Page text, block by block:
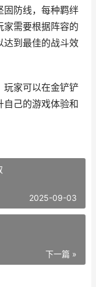
固防线，每种羁绊
家需要根据阵容的
达到最佳的战斗效
玩家可以在金铲铲
自己的游戏体验和
2025-09-03
下一篇 »